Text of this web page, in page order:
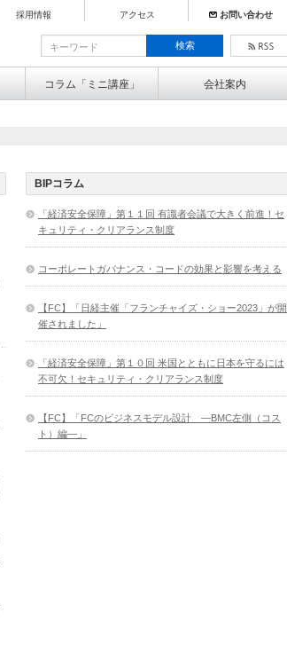
採用情報 アクセス お問い合わせ
コラム「ミニ講座」 会社案内
BIPコラム
「経済安全保障」第１１回 有識者会議で大きく前進！セ
キュリティ・クリアランス制度
コーポレートガバナンス・コードの効果と影響を考える
【FC】「日経主催「フランチャイズ・ショー2023」が開
催されました」
「経済安全保障」第１０回 米国とともに日本を守るには
不可欠！セキュリティ・クリアランス制度
【FC】「FCのビジネスモデル設計 ―BMC左側（コス
ト）編―」